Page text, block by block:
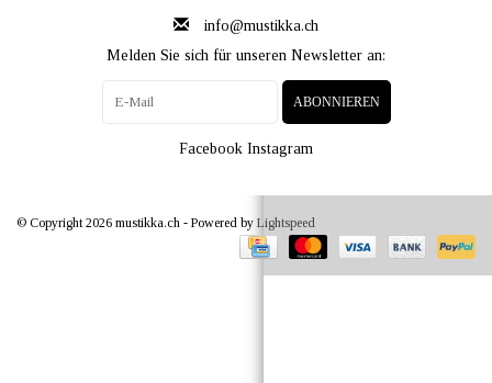
info@mustikka.ch
Melden Sie sich für unseren Newsletter an:
ABONNIEREN
Facebook Instagram
© Copyright 2026 mustikka.ch - Powered by Lightspeed